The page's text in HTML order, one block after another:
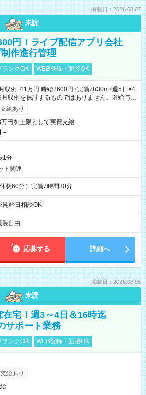
掲載日：2026.08.07
未読
円！ライブ配信アプリ会社
作進行管理
ランクOK WEB登録・面接OK
例 41万円 時給2600円×実働7h30m×週5日×4
収例を保証するものではありません。※給与即
利用可（利用条件有）
給あり
円を上限として実費支給
1分
ト関連
憩60分）実働7時間30分
始日相談OK
装自由
応募する 詳細へ
掲載日：2026.08.08
未読
宅！週3～4日＆16時迄
サポート業務
ランクOK WEB登録・面接OK
給あり